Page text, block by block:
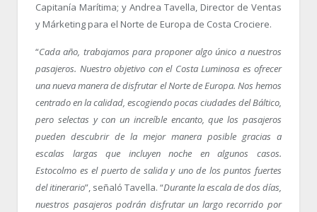
Capitanía Marítima; y Andrea Tavella, Director de Ventas
y Márketing para el Norte de Europa de Costa Crociere.
“Cada año, trabajamos para proponer algo único a nuestros
pasajeros. Nuestro objetivo con el Costa Luminosa es ofrecer
una nueva manera de disfrutar el Norte de Europa. Nos hemos
centrado en la calidad, escogiendo pocas ciudades del Báltico,
pero selectas y con un increíble encanto, que los pasajeros
pueden descubrir de la mejor manera posible gracias a
escalas largas que incluyen noche en algunos casos.
Estocolmo es el puerto de salida y uno de los puntos fuertes
del itinerario”, señaló Tavella. “Durante la escala de dos días,
nuestros pasajeros podrán disfrutar un largo recorrido por